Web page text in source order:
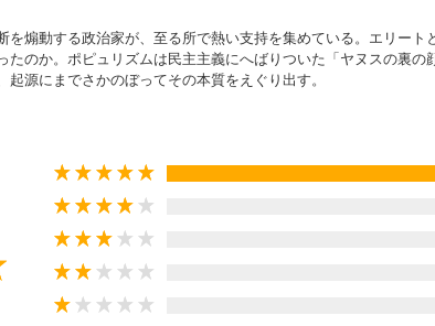
煽動する政治家が、至る所で熱い支持を集めている。エリート
のか。ポピュリズムは民主主義にへばりついた「ヤヌスの裏
源にまでさかのぼってその本質をえぐり出す。